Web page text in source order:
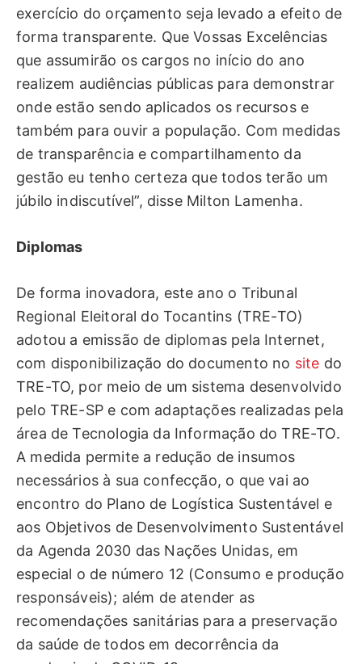
exercício do orçamento seja levado a efeito de
forma transparente. Que Vossas Excelências
que assumirão os cargos no início do ano
realizem audiências públicas para demonstrar
onde estão sendo aplicados os recursos e
também para ouvir a população. Com medidas
de transparência e compartilhamento da
gestão eu tenho certeza que todos terão um
júbilo indiscutível”, disse Milton Lamenha.
Diplomas
De forma inovadora, este ano o Tribunal
Regional Eleitoral do Tocantins (TRE-TO)
adotou a emissão de diplomas pela Internet,
com disponibilização do documento no site do
TRE-TO, por meio de um sistema desenvolvido
pelo TRE-SP e com adaptações realizadas pela
área de Tecnologia da Informação do TRE-TO.
A medida permite a redução de insumos
necessários à sua confecção, o que vai ao
encontro do Plano de Logística Sustentável e
aos Objetivos de Desenvolvimento Sustentável
da Agenda 2030 das Nações Unidas, em
especial o de número 12 (Consumo e produção
responsáveis); além de atender as
recomendações sanitárias para a preservação
da saúde de todos em decorrência da